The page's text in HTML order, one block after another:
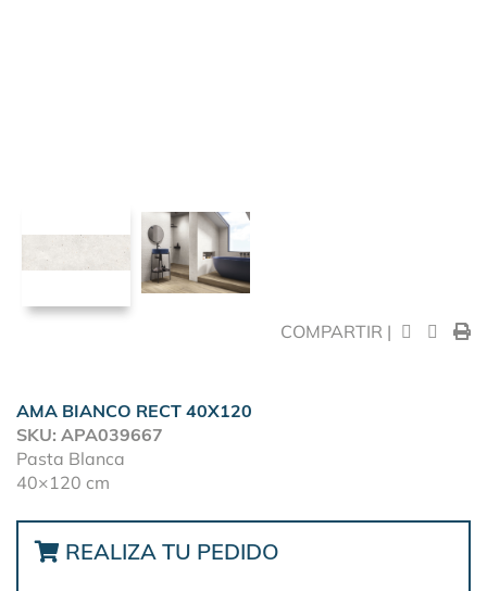
COMPARTIR |
AMA BIANCO RECT 40X120
SKU: APA039667
Pasta Blanca
40×120 cm
REALIZA TU PEDIDO